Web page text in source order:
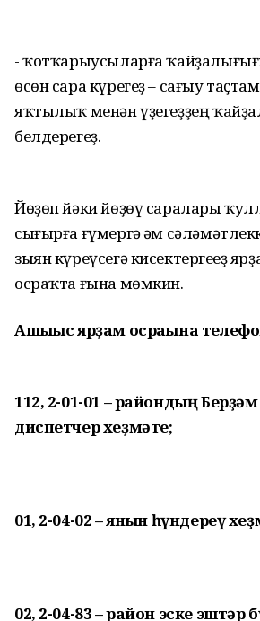
- ҡотҡарыусыларға
өсөн сара күрегеҙ – сағыу
яҡтылыҡ менән үҙегеҙҙең
белдерегеҙ.
Йөҙөп йәки йөҙөү саралары
сығырға ғүмергә һәм
зыян күреүсегә кисектергеһеҙ
осраҡта ғына мөмкин.
Ашығыс ярҙам осрағына
112, 2-01-01 – райондың
диспетчер хеҙмәте;
01, 2-04-02 – янғын һүндереү
02, 2-04-83 – район эске эштәр